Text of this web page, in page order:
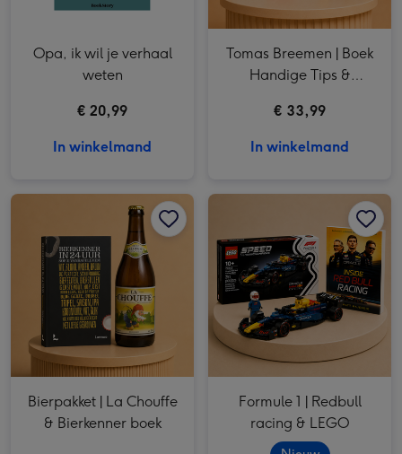
Opa, ik wil je verhaal
weten
€ 20,99
In winkelmand
Tomas Breemen | Boek
Handige Tips &
€ 33,99
In winkelmand
Bierpakket | La Chouffe & Bierkenner boek afbeelding 2
Bierpakket | La Chouffe
& Bierkenner boek
Formule 1 | Redbull
racing & LEGO